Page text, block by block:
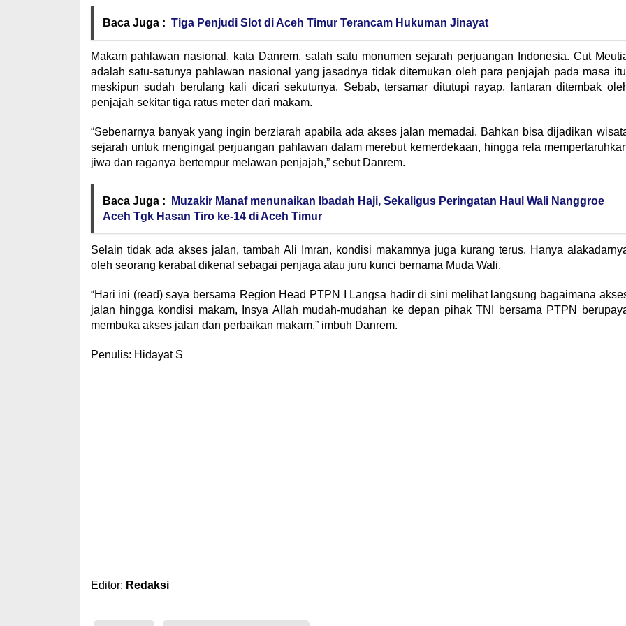
Baca Juga : Tiga Penjudi Slot di Aceh Timur Terancam Hukuman Jinayat
Makam pahlawan nasional, kata Danrem, salah satu monumen sejarah perjuangan Indonesia. Cut
adalah satu-satunya pahlawan nasional yang jasadnya tidak ditemukan oleh para penjajah pada masa
meskipun sudah berulang kali dicari sekutunya. Sebab, tersamar ditutupi rayap, lantaran ditembak
penjajah sekitar tiga ratus meter dari makam.
“Sebenarnya banyak yang ingin berziarah apabila ada akses jalan memadai. Bahkan bisa dijadikan
sejarah untuk mengingat perjuangan pahlawan dalam merebut kemerdekaan, hingga rela
jiwa dan raganya bertempur melawan penjajah,” sebut Danrem.
Baca Juga :
Muzakir Manaf menunaikan Ibadah Haji, Sekaligus Peringatan Haul Wali Nanggroe
Aceh Tgk Hasan Tiro ke-14 di Aceh Timur
Selain tidak ada akses jalan, tambah Ali Imran, kondisi makamnya juga kurang terus. Hanya
oleh seorang kerabat dikenal sebagai penjaga atau juru kunci bernama Muda Wali.
“Hari ini (read) saya bersama Region Head PTPN I Langsa hadir di sini melihat langsung bagaimana
jalan hingga kondisi makam, Insya Allah mudah-mudahan ke depan pihak TNI bersama PTPN
membuka akses jalan dan perbaikan makam,” imbuh Danrem.
Penulis: Hidayat S
Editor: Redaksi